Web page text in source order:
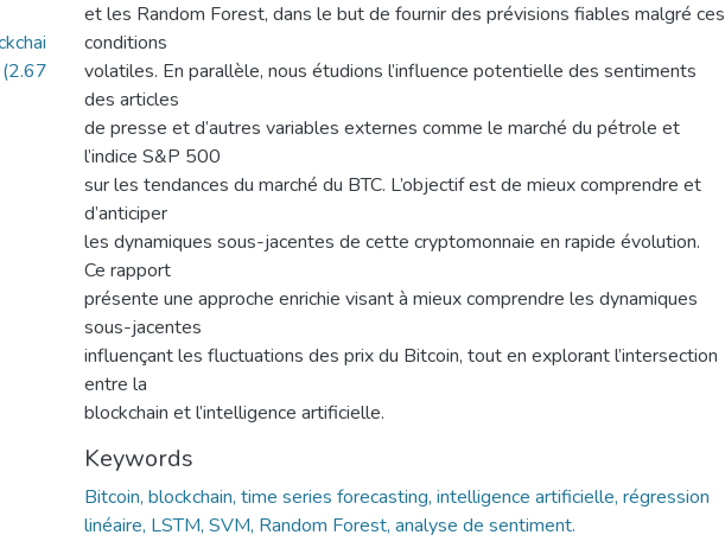
et les Random Forest, dans le but de fournir des prévisions fiables malgré ces
conditions
volatiles. En parallèle, nous étudions l’influence potentielle des sentiments
des articles
de presse et d’autres variables externes comme le marché du pétrole et
l’indice S&P 500
sur les tendances du marché du BTC. L’objectif est de mieux comprendre et
d’anticiper
les dynamiques sous-jacentes de cette cryptomonnaie en rapide évolution.
Ce rapport
présente une approche enrichie visant à mieux comprendre les dynamiques
sous-jacentes
influençant les fluctuations des prix du Bitcoin, tout en explorant l’intersection
entre la
blockchain et l’intelligence artificielle.
Keywords
Bitcoin, blockchain, time series forecasting, intelligence artificielle, régression
linéaire, LSTM, SVM, Random Forest, analyse de sentiment.